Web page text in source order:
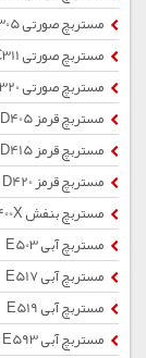
مستربچ صورتی C305
مستربچ صورتی C311
مستربچ صورتی C320
مستربچ قرمز D405
مستربچ قرمز D415
مستربچ قرمز D420
مستربچ بنفش D400X
مستربچ آبی E503
مستربچ آبی E517
مستربچ آبی E519
مستربچ آبی E593